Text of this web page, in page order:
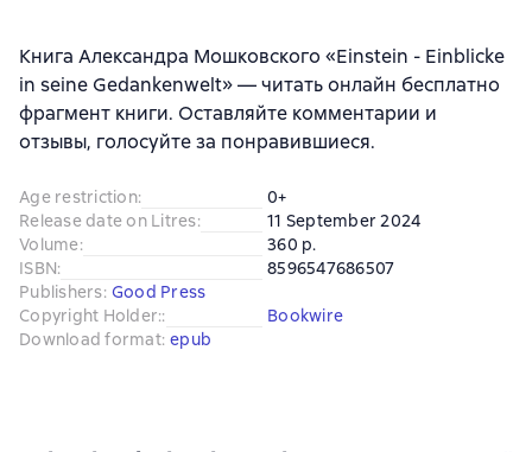
Книга Александра Мошковского «Einstein - Einblicke
in seine Gedankenwelt» — читать онлайн бесплатно
фрагмент книги. Оставляйте комментарии и
отзывы, голосуйте за понравившиеся.
Age restriction:
0+
Release date on Litres:
11 September 2024
Volume:
360 p.
ISBN:
8596547686507
Publishers: Good Press
Copyright Holder::
Bookwire
Download format: epub